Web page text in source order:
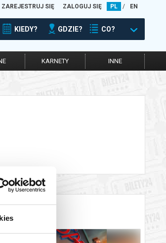
ZAREJESTRUJ SIĘ ZALOGUJ SIĘ PL / EN
KIEDY? GDZIE? CO?
KARNETY INNE